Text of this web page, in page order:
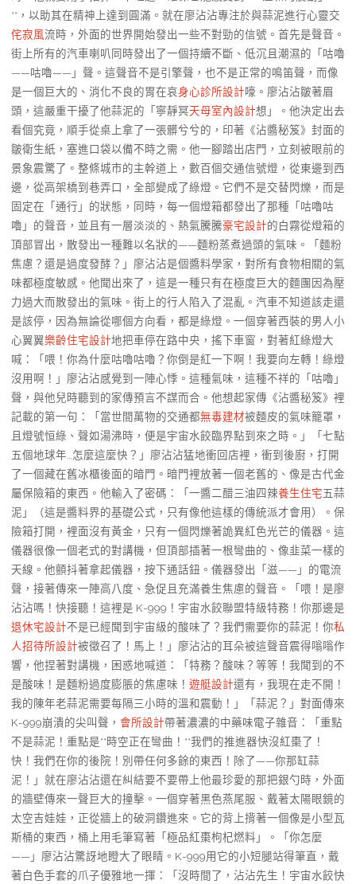
**，以助其在精神上達到圓滿。就在廖沾沾專注於與蒜泥進行心靈交
侘寂風流時，外面的世界開始發出一些不對勁的信號。首先是聲音。
街上所有的汽車喇叭同時發出了一個持續不斷、低沉且潮濕的「咕嚕
——咕嚕——」聲。這聲音不是引擎聲，也不是正常的鳴笛聲，而像
是一個巨大的、消化不良的胃在哀身心診所設計嚎。廖沾沾皺著眉
頭，這嚴重干擾了他蒜泥的「寧靜冥天母室內設計想」。他決定出去
看個究竟，順手從桌上拿了一張髒兮兮的，印著《沾醬秘笈》封面的
皺衛生紙，塞進口袋以備不時之需。他一腳踏出店門，立刻被眼前的
景象震驚了。整條城市的主幹道上，數百個交通信號燈，從東邊到西
邊，從高架橋到巷弄口，全部變成了綠燈。它們不是交替閃爍，而是
固定在「通行」的狀態，同時，每一個燈箱都發出了那種「咕嚕咕
嚕」的聲音，並且有一層淡淡的、熱氣騰騰豪宅設計的白霧從燈箱的
頂部冒出，散發出一種難以名狀的——麵粉蒸煮過頭的氣味。「麵粉
焦慮？還是過度發酵？」廖沾沾是個醬料學家，對所有食物相關的氣
味都極度敏感。他聞出來了，這是一種只有在極度巨大的麵團因為壓
力過大而散發出的氣味。街上的行人陷入了混亂。汽車不知道該走還
是該停，因為無論從哪個方向看，都是綠燈。一個穿著西裝的男人小
心翼翼樂齡住宅設計地把車停在路中央，搖下車窗，對著紅綠燈大
喊：「喂！你為什麼咕嚕咕嚕？你倒是紅一下啊！我要向左轉！綠燈
沒用啊！」廖沾沾感覺到一陣心悸。這種氣味，這種不祥的「咕嚕」
聲，與他兒時聽到的家傳預言不謀而合。他想起家傳《沾醬秘笈》裡
記載的第一句：「當世間萬物的交通都無毒建材被麵皮的氣味籠罩，
且燈號恒綠、聲如湯沸時，便是宇宙水餃臨界點到來之時。」「七點
五個地球年…怎麼這麼快？」廖沾沾猛地衝回店裡，衝到後廚，打開
了一個藏在舊冰櫃後面的暗門。暗門裡放著一個老舊的、像是古代金
屬保險箱的東西。他輸入了密碼：「一醬二醋三油四辣養生住宅五蒜
泥」（這是醬料界的基礎公式，只有像他這樣的傳統派才會用）。保
險箱打開，裡面沒有黃金，只有一個閃爍著詭異紅色光芒的儀器。這
儀器很像一個老式的對講機，但頂部插著一根彎曲的、像韭菜一樣的
天線。他顫抖著拿起儀器，按下通話鈕。儀器發出「滋——」的電流
聲，接著傳來一陣高八度、急促且充滿養生焦慮的聲音。「喂！是廖
沾沾嗎！快接聽！這裡是 K-999！宇宙水餃聯盟特級特務！你那邊是
退休宅設計不是已經聞到宇宙級的酸味了？我們需要你的蒜泥！你私
人招待所設計被徵召了！馬上！」廖沾沾的耳朵被這聲音震得嗡嗡作
響，他捏著對講機，困惑地喊道：「特務？酸味？等等！我聞到的不
是酸味！是麵粉過度膨脹的焦慮味！ 遊艇設計還有，我現在走不開！
我的陳年老蒜泥需要每隔三小時的溫和震動！」「蒜泥？」對面傳來
K-999崩潰的尖叫聲， 會所設計帶著濃濃的中藥味電子雜音：「重點
不是蒜泥！重點是**時空正在彎曲！**我們的推進器快沒紅棗了！
快！我們在你的後院！別帶任何多餘的東西！除了——你那缸蒜
泥！」就在廖沾沾還在糾結要不要帶上他最珍愛的那把銀勺時，外面
的牆壁傳來一聲巨大的撞擊。一個穿著黑色燕尾服、戴著太陽眼鏡的
太空吉娃娃，正從牆上的破洞鑽進來。它的背上揹著一個像是小型瓦
斯桶的東西，桶上用毛筆寫著「極品紅棗枸杞燃料」。「你怎麼
——」廖沾沾驚訝地瞪大了眼睛。K-999用它的小短腿站得筆直，戴
著白色手套的爪子優雅地一揮：「沒時間了，沾沾先生！宇宙水餃快